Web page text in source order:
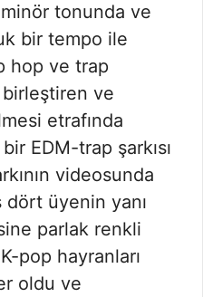
minör tonunda ve
bir tempo ile
hop ve trap
ve
etrafında
EDM-trap şarkısı
videosunda
üyenin yanı
parlak renkli
pop hayranları
oldu ve